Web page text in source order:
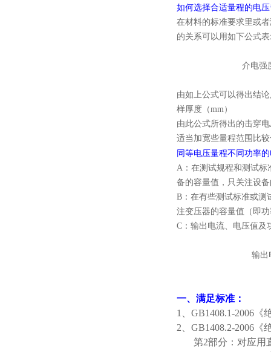
如何选择合适量程的电
在材料的标准要求里或
的关系可以用如下公式
介电强度（KV/
由如上公式可以得出结
样厚度（mm）
由此公式所得出的击穿
适当加宽些量程范围比
同等电压量程不同功率
A：在测试规程和测试标
备的容量值，只关注设
B：在有些测试标准或测
注变压器的容量值（即
C：输出电流、电压值及
输出电流（
一、 满足标准：
1、GB1408.1-2006
2、GB1408.2-2006
第2部分：对应用